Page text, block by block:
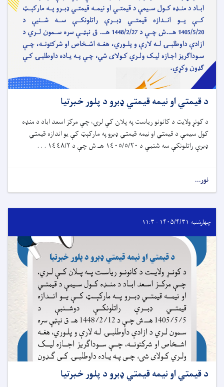
د قیمتي او نیمه قیمتي ډبرو د پلور خبرتیا
د کونړ ولایت د کانونو ریاست په پلان کې لري، چې مرکز اسعد اباد د منډه
کول سیمې د قیمتي او نیمه قیمتي ډبرو په مارکېټ کې یو اندازه قیمتي
ډبرې راتلونکې سه شنبې د ١٤٠٥/٥/٢٠ هـ.ش چې د ١٤٤٨/٢ . . .
نور...
چهارشنبه ۱۴۰۵/۴/۳۱ - ۱۱:۳
د قیمتي او نیمه قیمتي ډبرو د پلور خبرتیا